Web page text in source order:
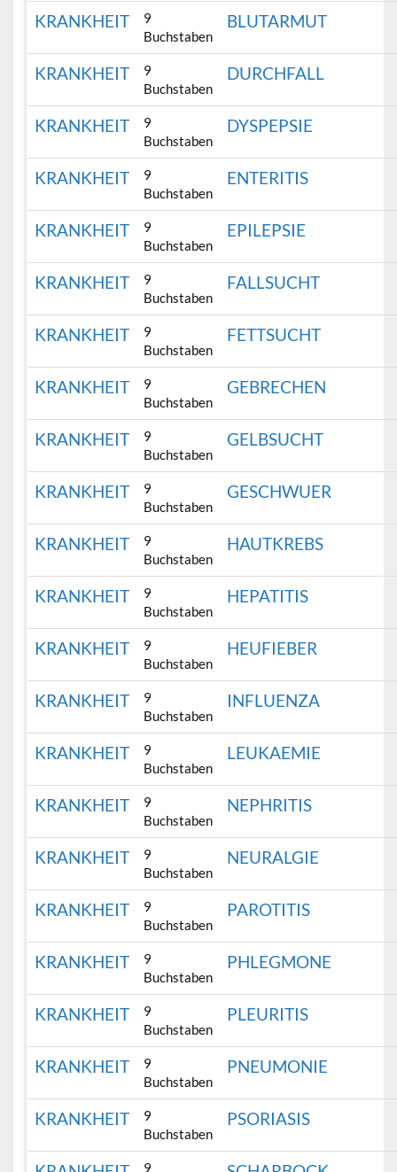
KRANKHEIT
9
Buchstaben
BLUTARMUT
KRANKHEIT
9
Buchstaben
DURCHFALL
KRANKHEIT
9
Buchstaben
DYSPEPSIE
KRANKHEIT
9
Buchstaben
ENTERITIS
KRANKHEIT
9
Buchstaben
EPILEPSIE
KRANKHEIT
9
Buchstaben
FALLSUCHT
KRANKHEIT
9
Buchstaben
FETTSUCHT
KRANKHEIT
9
Buchstaben
GEBRECHEN
KRANKHEIT
9
Buchstaben
GELBSUCHT
KRANKHEIT
9
Buchstaben
GESCHWUER
KRANKHEIT
9
Buchstaben
HAUTKREBS
KRANKHEIT
9
Buchstaben
HEPATITIS
KRANKHEIT
9
Buchstaben
HEUFIEBER
KRANKHEIT
9
Buchstaben
INFLUENZA
KRANKHEIT
9
Buchstaben
LEUKAEMIE
KRANKHEIT
9
Buchstaben
NEPHRITIS
KRANKHEIT
9
Buchstaben
NEURALGIE
KRANKHEIT
9
Buchstaben
PAROTITIS
KRANKHEIT
9
Buchstaben
PHLEGMONE
KRANKHEIT
9
Buchstaben
PLEURITIS
KRANKHEIT
9
Buchstaben
PNEUMONIE
KRANKHEIT
9
Buchstaben
PSORIASIS
9